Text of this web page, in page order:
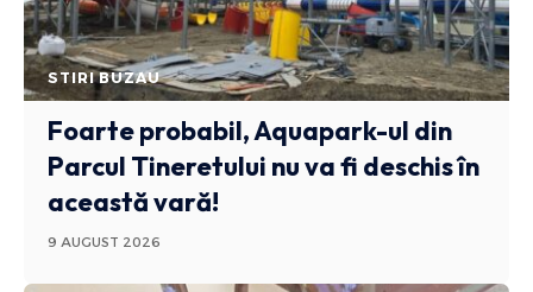
STIRI BUZAU
Foarte probabil, Aquapark-ul din
Parcul Tineretului nu va fi deschis în
această vară!
9 AUGUST 2026